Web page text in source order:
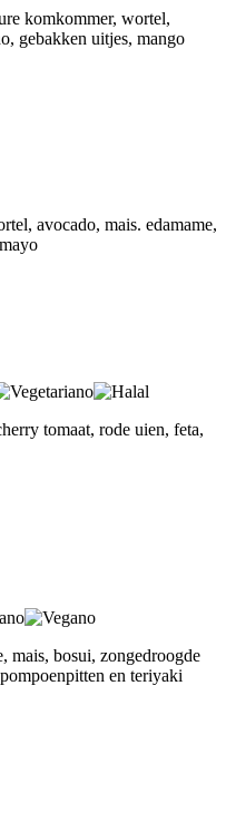
komkommer, wortel,
gebakken uitjes, mango
avocado, mais. edamame,
tomaat, rode uien, feta,
mais, bosui, zongedroogde
en teriyaki